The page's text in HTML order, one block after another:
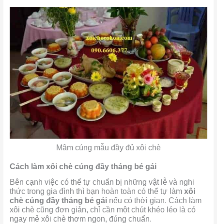
Mâm cúng mẫu đầy đủ xôi chè
Cách làm xôi chè cúng đầy tháng bé gái
Bên cạnh việc có thể tự chuẩn bị những vật lễ và nghi
thức trong gia đình thì bạn hoàn toàn có thể tự làm xôi
chè cúng đầy tháng bé gáinếu có thời gian. Cách làm
xôi chè cũng đơn giản, chỉ cần một chút khéo léo là có
ngay mẻ xôi chè thơm ngon, đúng chuẩn.